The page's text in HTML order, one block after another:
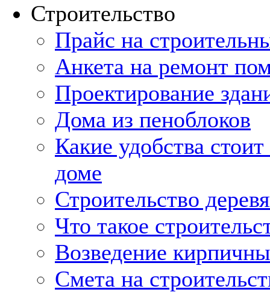
Строительство
Прайс на
Анкета на ремонт
Проектирование
Дома из пеноблоков
Какие удобства
доме
Строительство
Что такое
Возведение
Смета на